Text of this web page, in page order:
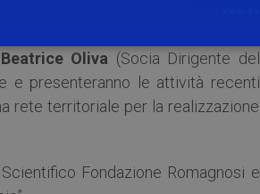
Beatrice Oliva (Socia Dirigente del
e presenteranno le attività recenti
rete territoriale per la realizzazione
Fondazione Romagnosi e